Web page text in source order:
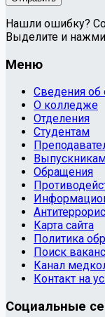
Нашли ошибку?
Выделите и
Меню
Сведения об
О колледже
Отделения
Студентам
Обращения
Карта сайта
Политика
Поиск
Канал
Контакт на
Социальные